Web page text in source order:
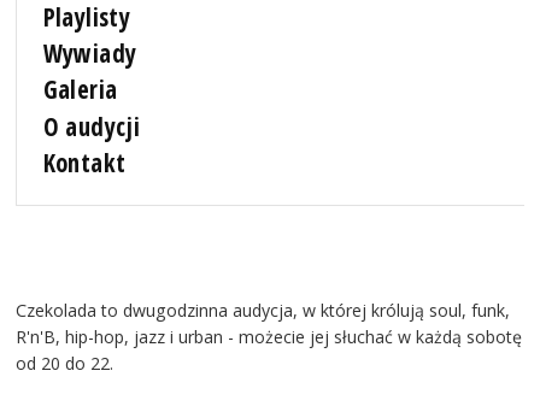
Playlisty
Wywiady
Galeria
O audycji
Kontakt
Czekolada to dwugodzinna audycja, w której królują soul, funk,
R'n'B, hip-hop, jazz i urban - możecie jej słuchać w każdą sobotę
od 20 do 22.